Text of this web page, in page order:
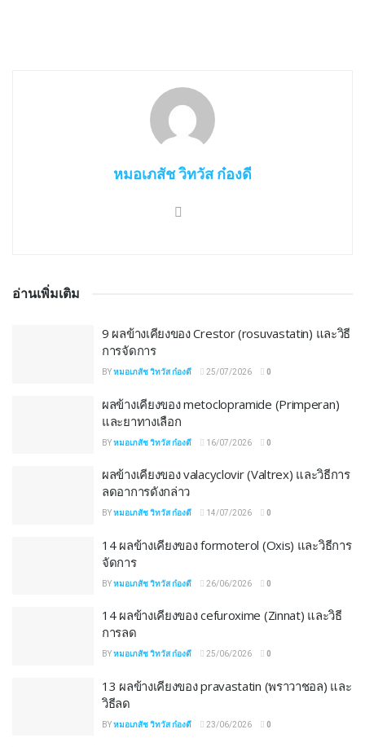
หมอเภสัช วิทวัส ก๋องดี
อ่านเพิ่มเติม
9 ผลข้างเคียงของ Crestor (rosuvastatin) และวิธี
การจัดการ
BYหมอเภสัช วิทวัส ก๋องดี 25/07/2026 0
ผลข้างเคียงของ metoclopramide (Primperan)
และยาทางเลือก
BYหมอเภสัช วิทวัส ก๋องดี 16/07/2026 0
ผลข้างเคียงของ valacyclovir (Valtrex) และวิธีการ
ลดอาการดังกล่าว
BYหมอเภสัช วิทวัส ก๋องดี 14/07/2026 0
14 ผลข้างเคียงของ formoterol (Oxis) และวิธีการ
จัดการ
BYหมอเภสัช วิทวัส ก๋องดี 26/06/2026 0
14 ผลข้างเคียงของ cefuroxime (Zinnat) และวิธี
การลด
BYหมอเภสัช วิทวัส ก๋องดี 25/06/2026 0
13 ผลข้างเคียงของ pravastatin (พราวาชอล) และ
วิธีลด
BYหมอเภสัช วิทวัส ก๋องดี 23/06/2026 0